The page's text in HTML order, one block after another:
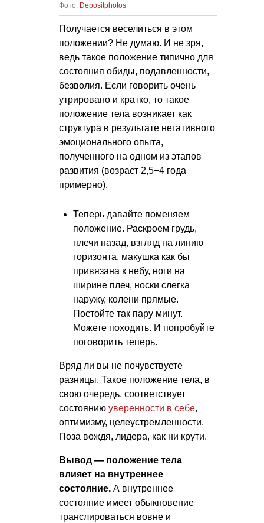
Фото: Depositphotos
Получается веселиться в этом
положении? Не думаю. И не зря,
ведь такое положение типично для
состояния обиды, подавленности,
безволия. Если говорить очень
утрировано и кратко, то такое
положение тела возникает как
структура в результате негативного
эмоционального опыта,
полученного на одном из этапов
развития (возраст 2,5−4 года
примерно).
Теперь давайте поменяем
положение. Раскроем грудь,
плечи назад, взгляд на линию
горизонта, макушка как бы
привязана к небу, ноги на
ширине плеч, носки слегка
наружу, колени прямые.
Постойте так пару минут.
Можете походить. И попробуйте
поговорить теперь.
Вряд ли вы не почувствуете
разницы. Такое положение тела, в
свою очередь, соответствует
состоянию уверенности в себе,
оптимизму, целеустремленности.
Поза вождя, лидера, как ни крути.
Вывод — положение тела
влияет на внутреннее
состояние. А внутреннее
состояние имеет обыкновение
транслироваться вовне и